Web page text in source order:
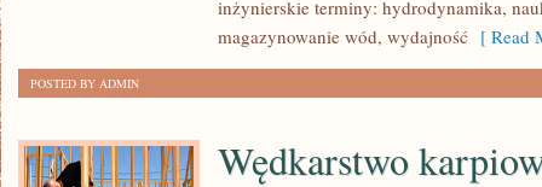
inżynierskie terminy: hydrodynamika,
magazynowanie wód, wydajność [ Read
POSTED BY ADMIN
Wędkarstwo